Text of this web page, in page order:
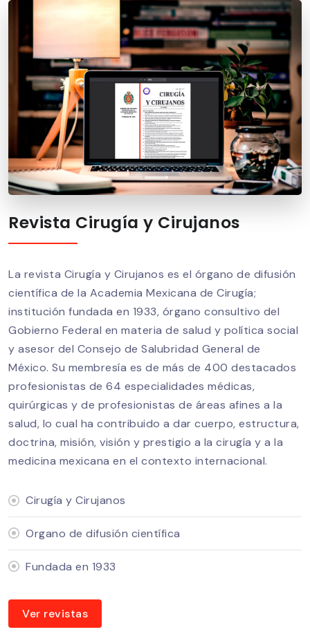
Revista Cirugía y Cirujanos
La revista Cirugía y Cirujanos es el órgano de difusión
científica de la Academia Mexicana de Cirugía;
institución fundada en 1933, órgano consultivo del
Gobierno Federal en materia de salud y política social
y asesor del Consejo de Salubridad General de
México. Su membresía es de más de 400 destacados
profesionistas de 64 especialidades médicas,
quirúrgicas y de profesionistas de áreas afines a la
salud, lo cual ha contribuido a dar cuerpo, estructura,
doctrina, misión, visión y prestigio a la cirugía y a la
medicina mexicana en el contexto internacional.
Cirugía y Cirujanos
Organo de difusión científica
Fundada en 1933
Ver revistas